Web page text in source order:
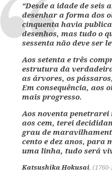
“Desde a idade de seis
desenhar a forma dos
cinquenta havia
desenhos, mas tudo o
sessenta não deve ser
Aos setenta e três
estrutura da
as árvores, os
Em consequência, aos
mais progresso.
Aos noventa
aos cem, terei
grau de
cento e dez anos, para
uma linha, tudo será
Katsushika Hokusai,